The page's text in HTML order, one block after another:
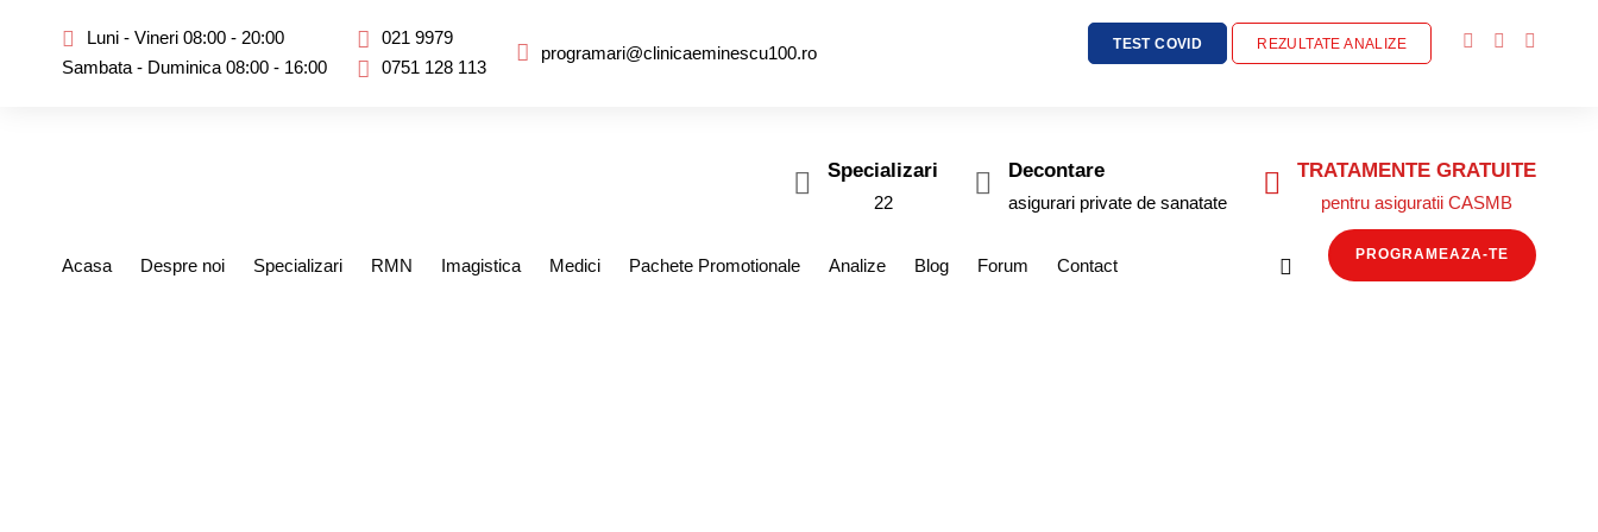
Luni - Vineri 08:00 - 20:00
Sambata - Duminica 08:00 - 16:00
021 9979
0751 128 113
programari@clinicaeminescu100.ro TEST COVID REZULTATE ANALIZE
Specializari
22
Decontare
asigurari private de sanatate
TRATAMENTE GRATUITE
pentru asiguratii CASMB
Acasa Despre noi Specializari RMN Imagistica Medici Pachete Promotionale Analize Blog Forum Contact
PROGRAMEAZA-TE